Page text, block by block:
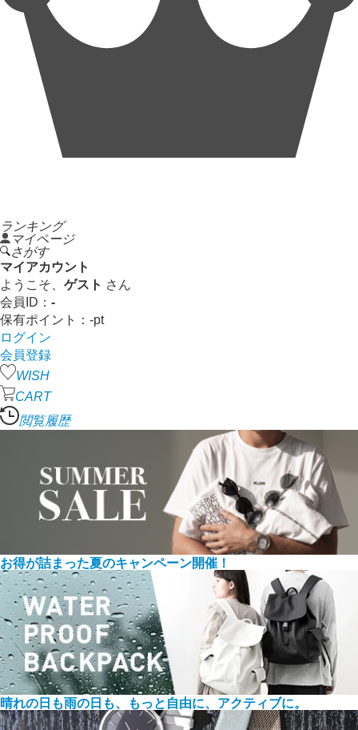
ランキング
マイページ
さがす
マイアカウント
ようこそ、 ゲスト さん
会員ID： -
保有ポイント： -pt
ログイン
会員登録
WISH
CART
閲覧履歴
お得が詰まった夏のキャンペーン開催！
晴れの日も雨の日も、もっと自由に、アクティブに。